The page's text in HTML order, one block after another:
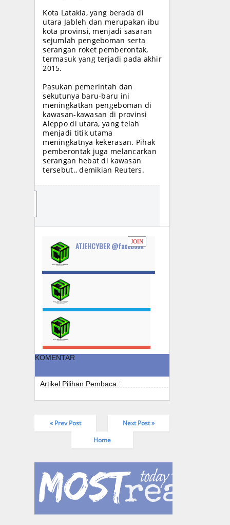
Kota Latakia, yang berada di
utara Jableh dan merupakan ibu
kota provinsi, menjadi sasaran
sejumlah pengeboman serta
serangan roket pemberontak,
termasuk yang terjadi pada akhir
2015.
Pasukan pemerintah dan
sekutunya baru-baru ini
meningkatkan pengeboman di
kawasan-kawasan di provinsi
Aleppo di utara, yang telah
menjadi titik utama
meningkatnya kekerasan. Pihak
pemberontak juga melancarkan
serangan hebat di kawasan
tersebut., demikian Reuters.
ATJEHCYBER @facebook
JOIN
KOMENTAR
Artikel Pilihan Pembaca :
« Prev Post
Next Post »
Home